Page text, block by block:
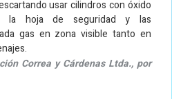
usar cilindros con óxido
la hoja de seguridad y las
gas en zona visible tanto en
Correa y Cárdenas Ltda., por